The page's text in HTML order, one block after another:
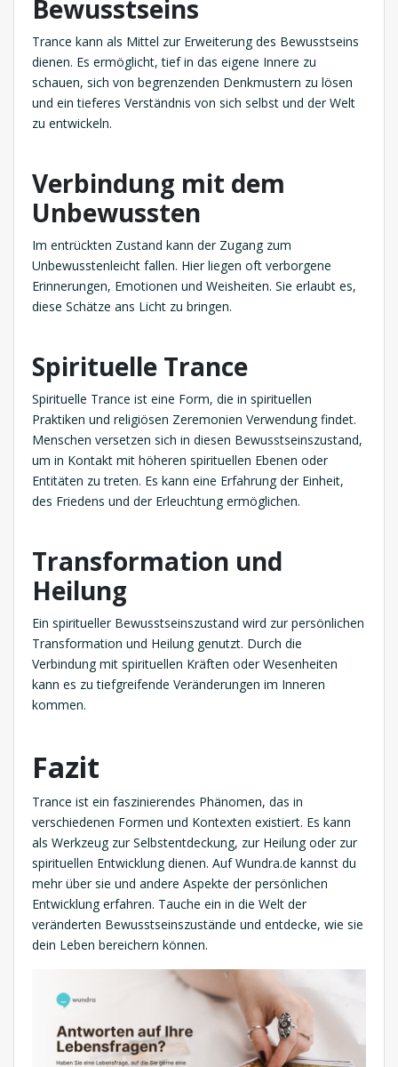
Bewusstseins
Trance kann als Mittel zur Erweiterung des Bewusstseins
dienen. Es ermöglicht, tief in das eigene Innere zu
schauen, sich von begrenzenden Denkmustern zu lösen
und ein tieferes Verständnis von sich selbst und der Welt
zu entwickeln.
Verbindung mit dem
Unbewussten
Im entrückten Zustand kann der Zugang zum
Unbewusstenleicht fallen. Hier liegen oft verborgene
Erinnerungen, Emotionen und Weisheiten. Sie erlaubt es,
diese Schätze ans Licht zu bringen.
Spirituelle Trance
Spirituelle Trance ist eine Form, die in spirituellen
Praktiken und religiösen Zeremonien Verwendung findet.
Menschen versetzen sich in diesen Bewusstseinszustand,
um in Kontakt mit höheren spirituellen Ebenen oder
Entitäten zu treten. Es kann eine Erfahrung der Einheit,
des Friedens und der Erleuchtung ermöglichen.
Transformation und
Heilung
Ein spiritueller Bewusstseinszustand wird zur persönlichen
Transformation und Heilung genutzt. Durch die
Verbindung mit spirituellen Kräften oder Wesenheiten
kann es zu tiefgreifende Veränderungen im Inneren
kommen.
Fazit
Trance ist ein faszinierendes Phänomen, das in
verschiedenen Formen und Kontexten existiert. Es kann
als Werkzeug zur Selbstentdeckung, zur Heilung oder zur
spirituellen Entwicklung dienen. Auf Wundra.de kannst du
mehr über sie und andere Aspekte der persönlichen
Entwicklung erfahren. Tauche ein in die Welt der
veränderten Bewusstseinszustände und entdecke, wie sie
dein Leben bereichern können.